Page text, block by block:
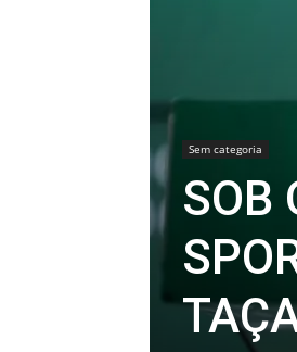
Sem categoria
SOB